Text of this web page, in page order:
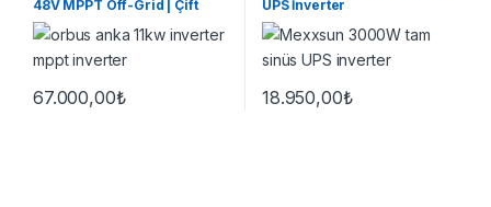
48V MPPT Off-Grid | Çift
MPPT
67.000,00₺
UPS İnverter
18.950,00₺